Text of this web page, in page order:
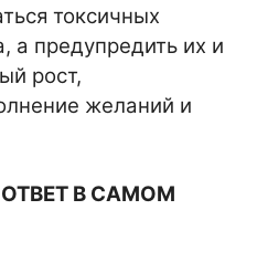
токсичных
а предупредить их и
рост,
желаний и
ОТВЕТ В САМОМ